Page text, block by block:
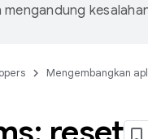
mengandung
Mengembangkan